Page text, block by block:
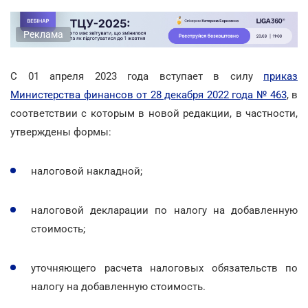
Реклама
С 01 апреля 2023 года вступает в силу приказ
Министерства финансов от 28 декабря 2022 года № 463, в
соответствии с которым в новой редакции, в частности,
утверждены формы:
налоговой накладной;
налоговой декларации по налогу на добавленную
стоимость;
уточняющего расчета налоговых обязательств по
налогу на добавленную стоимость.